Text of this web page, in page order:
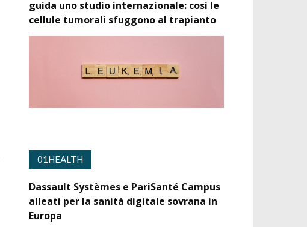
guida uno studio internazionale: così le
cellule tumorali sfuggono al trapianto
01HEALTH
Dassault Systèmes e PariSanté Campus
alleati per la sanità digitale sovrana in
Europa